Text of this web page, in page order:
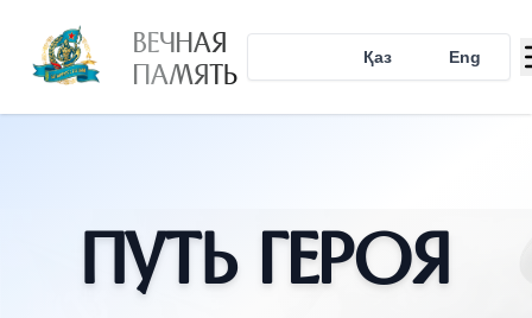
ВЕЧНАЯ
ПАМЯТЬ Қаз Eng
Путь Героя